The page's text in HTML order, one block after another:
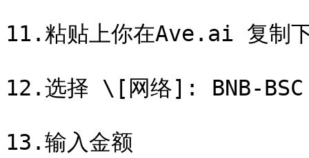
11.粘贴上你在Ave.ai 复制
12.选择 \[网络]: BNB-BSC
13.输入金额